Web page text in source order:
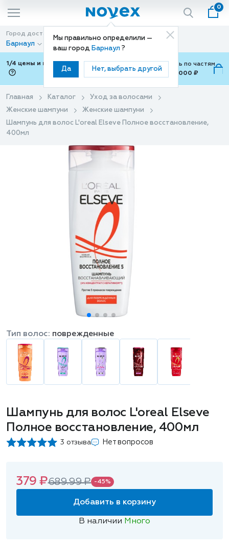
Мы правильно определили —
ваш город Барнаул ?
Да Нет, выбрать другой
0
Город доставки
Барнаул
Способ доставки
Доставка
1/4 цены и покупки ваши с Подели
Можно оплатить по частям
от 700 ₽ до 15,000 ₽
Главная Каталог
Уход за волосами
Женские шампуни
Женские шампуни
Шампунь для волос L'oreal Elseve Полное восстановление,
400мл
Шампунь для волос L'oreal Elseve
Полное восстановление, 400мл
3 отзыва Нет вопросов
Тип волос: поврежденные
379 ₽689.99 ₽ -45%
Добавить в корзину
В наличии Много